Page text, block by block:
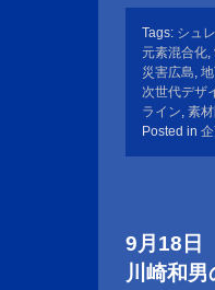
Tags: シュ
元素混合化,
災害広島,
次世代デザ
ライン, 素
Posted in
9月18日
川崎和